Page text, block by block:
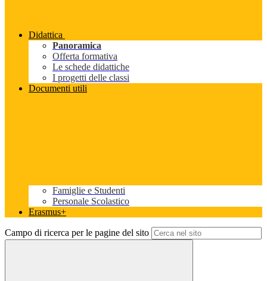
Didattica
Panoramica
Offerta formativa
Le schede didattiche
I progetti delle classi
Documenti utili
Famiglie e Studenti
Personale Scolastico
Erasmus+
Campo di ricerca per le pagine del sito